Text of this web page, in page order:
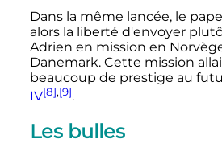
Dans la même lancée, le
alors la liberté d'envoyer
Adrien en mission en
Danemark. Cette mission
beaucoup de prestige au
IV[8],[9].
Les bulles